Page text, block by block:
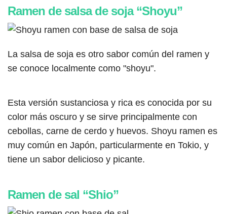
Ramen de salsa de soja “Shoyu”
La salsa de soja es otro sabor común del ramen y
se conoce localmente como "shoyu".
Esta versión sustanciosa y rica es conocida por su
color más oscuro y se sirve principalmente con
cebollas, carne de cerdo y huevos. Shoyu ramen es
muy común en Japón, particularmente en Tokio, y
tiene un sabor delicioso y picante.
Ramen de sal “Shio”